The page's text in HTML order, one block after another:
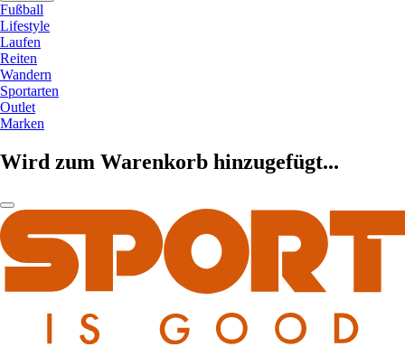
Fußball
Lifestyle
Laufen
Reiten
Wandern
Sportarten
Outlet
Marken
Wird zum Warenkorb hinzugefügt...